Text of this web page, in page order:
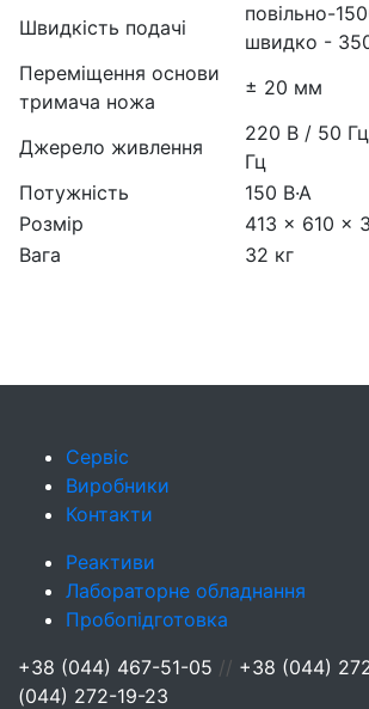
Швидкість подачі
повільно-
швидко -
Переміщення основи
тримача ножа
± 20 мм
Джерело живлення
220 В / 50
Гц
Потужність
150 В·А
Розмір
413 × 610 ×
Вага
32 кг
Сервіс
Виробники
Контакти
Реактиви
Лабораторне обладнання
Пробопідготовка
+38 (044) 467-51-05 // +38 (044)
(044) 272-19-23